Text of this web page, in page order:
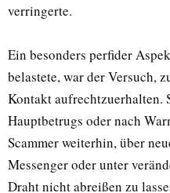
verringerte.
Ein besonders perfider
belastete, war der Versuch,
Kontakt aufrechtzuerhalten.
Hauptbetrugs oder nach
Scammer weiterhin, über
Messenger oder unter
Draht nicht abreißen zu